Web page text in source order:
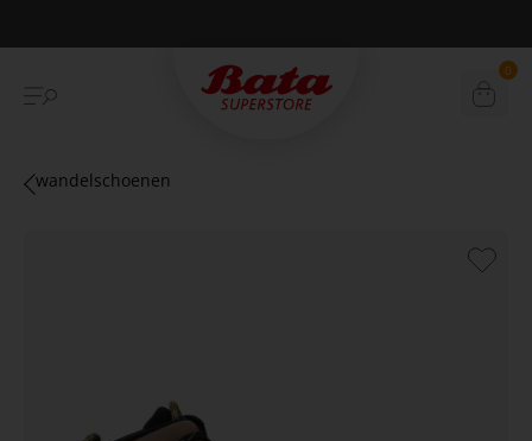
Betaal achteraf met Klarna 0
wandelschoenen